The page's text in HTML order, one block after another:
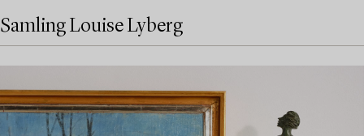
Samling Louise Lyberg